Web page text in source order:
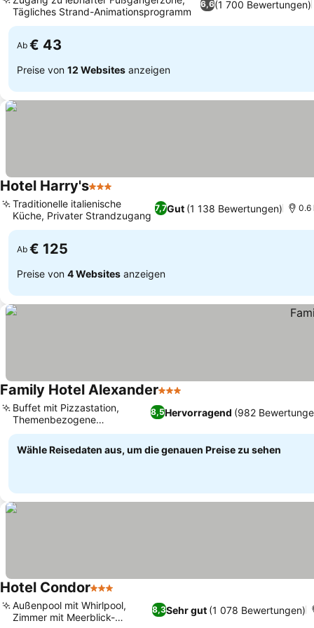
6,6(1 700 Bewertungen)
Tägliches Strand-Animationsprogramm
Ab € 43
Preise von 12 Websites anzeigen
Hotel Harry's3 Sterne
7,7Gut (1 138 Bewertungen)
Traditionelle italienische
Küche, Privater Strandzugang
0.6
Ab € 125
Preise von 4 Websites anzeigen
Family Hotel Alexander3 Sterne
8,5Hervorragend (982
Buffet mit Pizzastation,
Themenbezogene
Speiseerlebnisse
Wähle Reisedaten aus, um die genauen Preise zu sehen
Hotel Condor3 Sterne
8,3Sehr gut (1 078 Bewertungen)
Außenpool mit Whirlpool,
Zimmer mit Meerblick-